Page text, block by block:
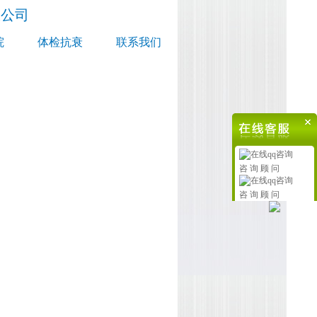
司
体检抗衰 联系我们
咨 询 顾 问
咨 询 顾 问